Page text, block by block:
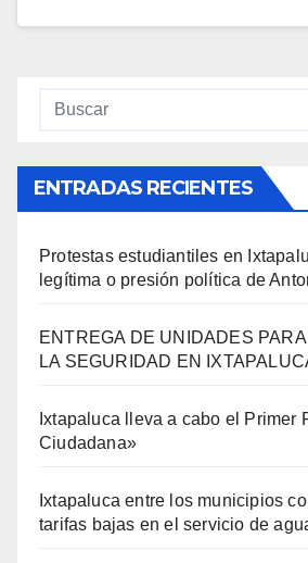
ENTRADAS RECIENTES
Protestas estudiantiles en
legítima o presión política de
ENTREGA DE UNIDADES
LA SEGURIDAD EN
Ixtapaluca lleva a cabo el Primer
Ciudadana»
Ixtapaluca entre los municipios
tarifas bajas en el servicio de